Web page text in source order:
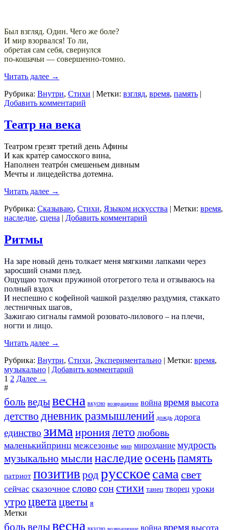
Был взгляд. Один. Чего же боле?
И мир взорвался! То ли,
обретая сам себя, свернулся
по-кошачьи — совершенно-томно.
Читать далее →
Рубрика: Внутри, Стихи | Метки: взгляд, время, память |
Добавить комментарий
Театр на века
Театром грезят третий день Афины
И как крате́р самосского вина,
Наполнен театрóн смешеньем дивным
Мечты и лицедейства дотемна.
Читать далее →
Рубрика: Сказываю, Стихи, Языком искусства | Метки: время,
наследие, сцена | Добавить комментарий
Ритмы
На заре новый день толкает меня мягкими лапками через
заросший снами плед.
Ощущаю толчки пружиной отогретого тела и отзываюсь на
полный вздох
И неспешно с кофейной чашкой разделяю раздумия, стаккато
лестничных шагов,
Зажигаю сигналы гаммой розовато-лилового – на плечи,
ногти и лицо.
Читать далее →
Рубрика: Внутри, Стихи, Экспериментально | Метки: время,
музыкально | Добавить комментарий
1 2 Далее →
#
боль ведывесна вкусно возвращение война время высота
детство дневник размышлений дождь дорога
единство зима ирониялето любовь
маленькийпринц межсезонье мир мироздание мудрость
музыкально мыслинаследие осеньпамять
патриот позитив род русское сама свет
сейчас сказочное словосонстихи танец творец уроки
утроцвета цветы я
Метки
боль ведывесна вкусно возвращение война время высота